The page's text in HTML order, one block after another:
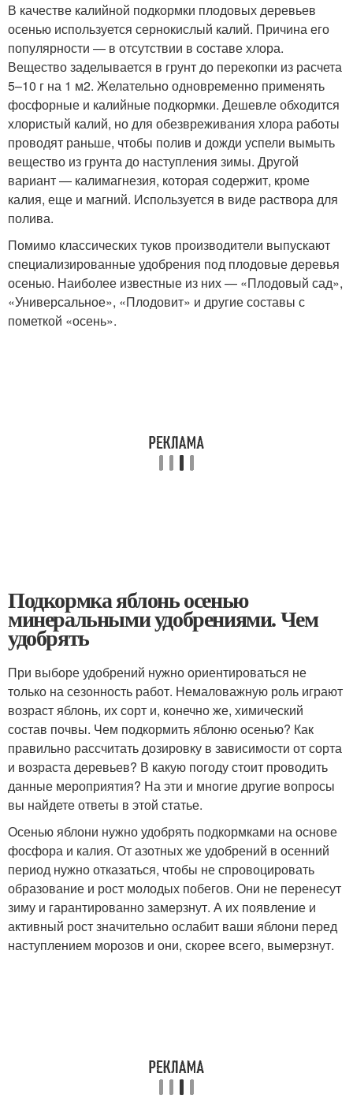
В качестве калийной подкормки плодовых деревьев
осенью используется сернокислый калий. Причина его
популярности — в отсутствии в составе хлора.
Вещество заделывается в грунт до перекопки из расчета
5–10 г на 1 м2. Желательно одновременно применять
фосфорные и калийные подкормки. Дешевле обходится
хлористый калий, но для обезвреживания хлора работы
проводят раньше, чтобы полив и дожди успели вымыть
вещество из грунта до наступления зимы. Другой
вариант — калимагнезия, которая содержит, кроме
калия, еще и магний. Используется в виде раствора для
полива.
Помимо классических туков производители выпускают
специализированные удобрения под плодовые деревья
осенью. Наиболее известные из них — «Плодовый сад»,
«Универсальное», «Плодовит» и другие составы с
пометкой «осень».
Подкормка яблонь осенью
минеральными удобрениями. Чем
удобрять
При выборе удобрений нужно ориентироваться не
только на сезонность работ. Немаловажную роль играют
возраст яблонь, их сорт и, конечно же, химический
состав почвы. Чем подкормить яблоню осенью? Как
правильно рассчитать дозировку в зависимости от сорта
и возраста деревьев? В какую погоду стоит проводить
данные мероприятия? На эти и многие другие вопросы
вы найдете ответы в этой статье.
Осенью яблони нужно удобрять подкормками на основе
фосфора и калия. От азотных же удобрений в осенний
период нужно отказаться, чтобы не спровоцировать
образование и рост молодых побегов. Они не перенесут
зиму и гарантированно замерзнут. А их появление и
активный рост значительно ослабит ваши яблони перед
наступлением морозов и они, скорее всего, вымерзнут.